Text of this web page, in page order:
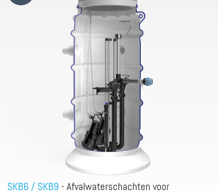
SKB6 / SKB9 - Afvalwaterschachten voor